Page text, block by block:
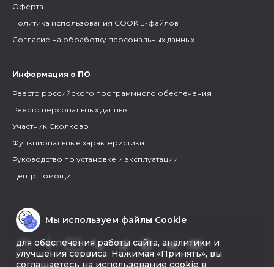
Оферта
Политика использования COOKIE-файлов
Согласие на обработку персональных данных
Информация о ПО
Реестр российского программного обеспечения
Реестр персональных данных
Участник Сколково
Функциональные характеристики
Руководство по установке и эксплуатации
Центр помощи
Мы используем файлы Cookie
для обеспечения работы сайта, аналитики и
улучшения сервиса. Нажимая «Принять», вы
соглашаетесь на использование cookie в